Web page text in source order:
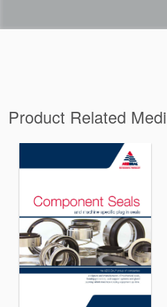
Product Related